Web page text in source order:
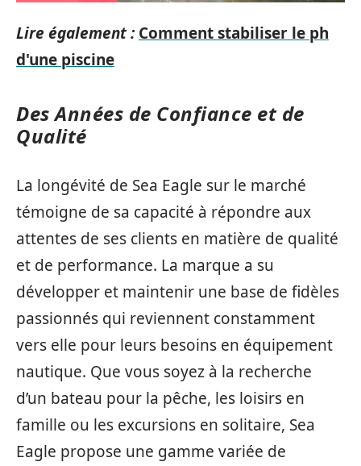
Lire également : Comment stabiliser le ph
d'une piscine
Des Années de Confiance et de
Qualité
La longévité de Sea Eagle sur le marché
témoigne de sa capacité à répondre aux
attentes de ses clients en matière de qualité
et de performance. La marque a su
développer et maintenir une base de fidèles
passionnés qui reviennent constamment
vers elle pour leurs besoins en équipement
nautique. Que vous soyez à la recherche
d’un bateau pour la pêche, les loisirs en
famille ou les excursions en solitaire, Sea
Eagle propose une gamme variée de